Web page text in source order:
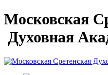
Московская
Духовная